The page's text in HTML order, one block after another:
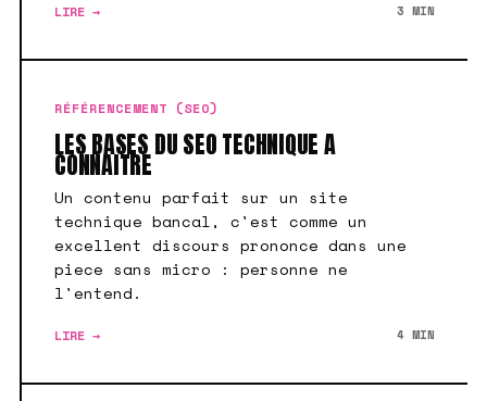
LIRE → 3 MIN
RÉFÉRENCEMENT (SEO)
LES BASES DU SEO TECHNIQUE A
CONNAITRE
Un contenu parfait sur un site
technique bancal, c'est comme un
excellent discours prononce dans une
piece sans micro : personne ne
l'entend.
LIRE → 4 MIN